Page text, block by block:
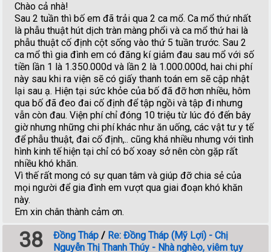
Chào cả nhà!
Sau 2 tuần thì bố em đã trải qua 2 ca mổ. Ca mổ thứ nhất
là phẫu thuật hút dịch tràn màng phổi và ca mổ thứ hai là
phẫu thuật cố định cột sống vào thứ 5 tuần trước. Sau 2
ca mổ thì gia đình em có đăng kí giảm đau sau mổ với số
tiền lần 1 là 1.350.000d và lần 2 là 1.000.000d, hai chi phí
này sau khi ra viện sẽ có giấy thanh toán em sẽ cập nhật
lại sau ạ. Hiện tại sức khỏe của bố đã đỡ hơn nhiều, hôm
qua bố đã đeo đai cố định để tập ngồi và tập đi nhưng
vẫn còn đau. Viện phí chỉ đóng 10 triệu từ lúc đó đến bây
giờ nhưng những chi phí khác như ăn uống, các vật tư y tế
để phẫu thuật, đai cố định,.. cũng khá nhiều nhưng với tình
hình kinh tế hiện tại chỉ có bố xoay sở nên còn gặp rất
nhiều khó khăn.
Vì thế rất mong có sự quan tâm và giúp đỡ chia sẻ của
mọi người để gia đình em vượt qua giai đoạn khó khăn
này.
Em xin chân thành cảm ơn.
38 Đồng Tháp / Re: Đồng Tháp (Mỹ Lợi) - Chị
Nguyễn Thị Thanh Thúy - Nhà nghèo, viêm tụy